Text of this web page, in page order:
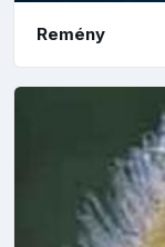
Remény